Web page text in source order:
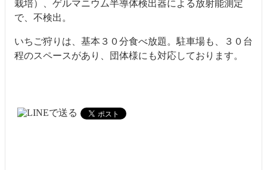
栽培）、ゲルマニウム半導体検出器による放射能測定
で、不検出。
いちご狩りは、基本３０分食べ放題。駐車場も、３０台
程のスペースがあり、団体様にも対応しております。